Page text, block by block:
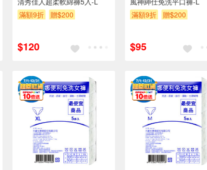
滿額9折
贈$200
$120
滿額9折
贈$200
$95